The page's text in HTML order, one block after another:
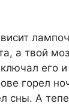
а твой
его
горел
сны. А